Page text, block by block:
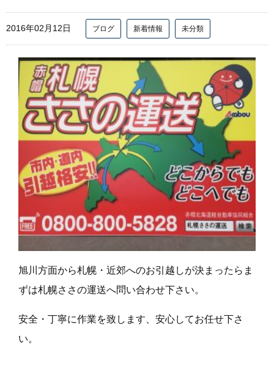
2016年02月12日 ブログ 新着情報 未分類
旭川方面から札幌・近郊へのお引越しが決まったらま
ずは札幌ささの運送へ問い合わせ下さい。
安全・丁寧に作業を致します、安心してお任せ下さ
い。